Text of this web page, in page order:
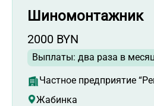
Шиномонтажник
2000 BYN
Выплаты: два раза в
Частное предприятие
Жабинка